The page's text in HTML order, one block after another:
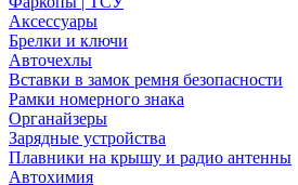
Аксессуары
Брелки и ключи
Авточехлы
Вставки в замок ремня безопасности
Рамки номерного знака
Органайзеры
Зарядные устройства
Плавники на крышу и радио антенны
Автохимия